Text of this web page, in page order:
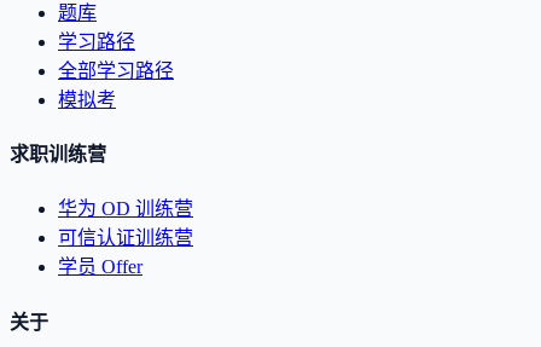
题库
学习路径
全部学习路径
模拟考
求职训练营
华为 OD 训练营
可信认证训练营
学员 Offer
关于